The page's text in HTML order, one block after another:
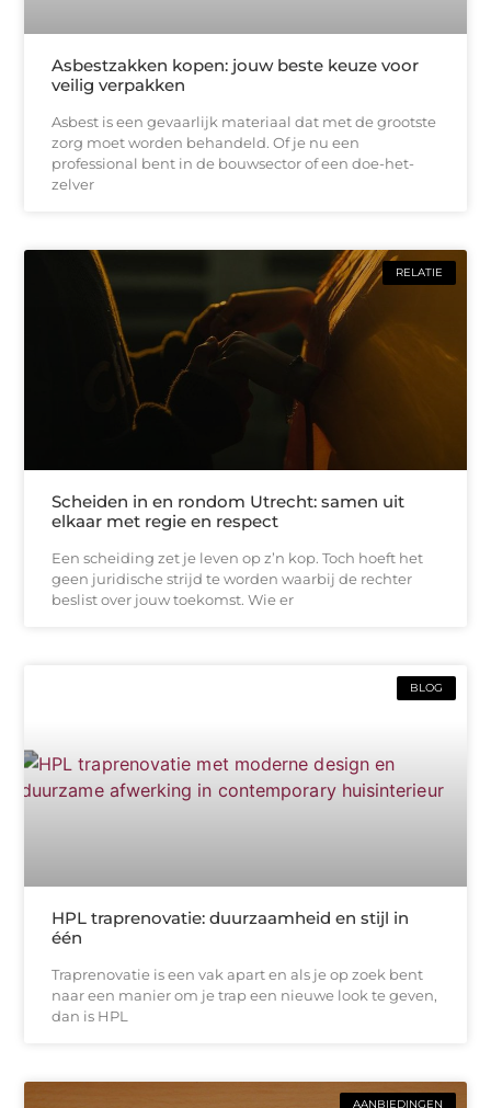
Asbestzakken kopen: jouw beste keuze voor
veilig verpakken
Asbest is een gevaarlijk materiaal dat met de grootste
zorg moet worden behandeld. Of je nu een
professional bent in de bouwsector of een doe-het-
zelver
RELATIE
Scheiden in en rondom Utrecht: samen uit
elkaar met regie en respect
Een scheiding zet je leven op z’n kop. Toch hoeft het
geen juridische strijd te worden waarbij de rechter
beslist over jouw toekomst. Wie er
BLOG
HPL traprenovatie: duurzaamheid en stijl in
één
Traprenovatie is een vak apart en als je op zoek bent
naar een manier om je trap een nieuwe look te geven,
dan is HPL
AANBIEDINGEN